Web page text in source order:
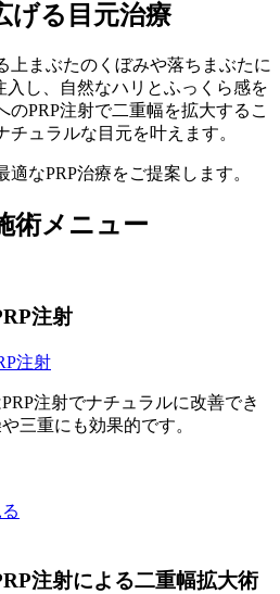
げる目元治療
上まぶたのくぼみや落ちまぶたに
入し、自然なハリとふっくら感を
のPRP注射で二重幅を拡大するこ
ュラルな目元を叶えます。
なPRP治療をご提案します。
術メニュー
注射
注射でナチュラルに改善でき
三重にも効果的です。
注射による二重幅拡大術